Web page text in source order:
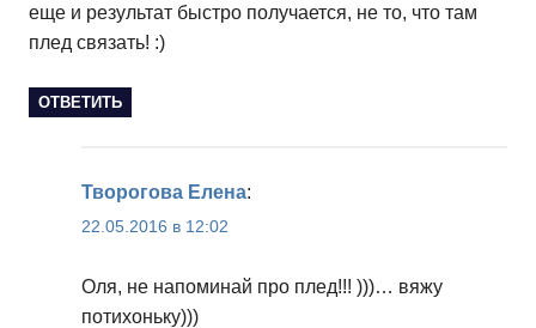
еще и результат быстро получается, не то, что там
плед связать! :)
ОТВЕТИТЬ
Творогова Елена:
22.05.2016 в 12:02
Оля, не напоминай про плед!!! )))… вяжу
потихоньку)))